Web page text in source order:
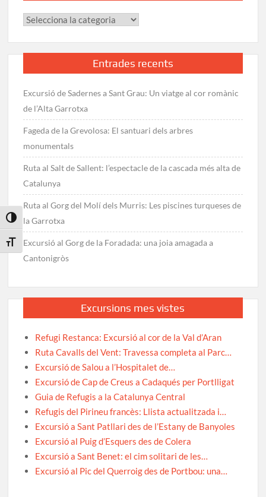
Toggle High Contrast
Toggle Font size
Categories
Entrades recents
Excursió de Sadernes a Sant Grau: Un viatge al cor romànic
de l’Alta Garrotxa
Fageda de la Grevolosa: El santuari dels arbres
monumentals
Ruta al Salt de Sallent: l’espectacle de la cascada més alta de
Catalunya
Ruta al Gorg del Molí dels Murris: Les piscines turqueses de
la Garrotxa
Excursió al Gorg de la Foradada: una joia amagada a
Cantonigròs
Excursions mes vistes
Refugi Restanca: Excursió al cor de la Val d’Aran
Ruta Cavalls del Vent: Travessa completa al Parc…
Excursió de Salou a l’Hospitalet de…
Excursió de Cap de Creus a Cadaqués per Portlligat
Guia de Refugis a la Catalunya Central
Refugis del Pirineu francès: Llista actualitzada i…
Excursió a Sant Patllari des de l’Estany de Banyoles
Excursió al Puig d’Esquers des de Colera
Excursió a Sant Benet: el cim solitari de les…
Excursió al Pic del Querroig des de Portbou: una…